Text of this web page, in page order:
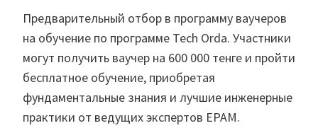
Предварительный отбор в программу ваучеров
на обучение по программе Tech Orda. Участники
могут получить ваучер на 600 000 тенге и пройти
бесплатное обучение, приобретая
фундаментальные знания и лучшие инженерные
практики от ведущих экспертов EPAM.